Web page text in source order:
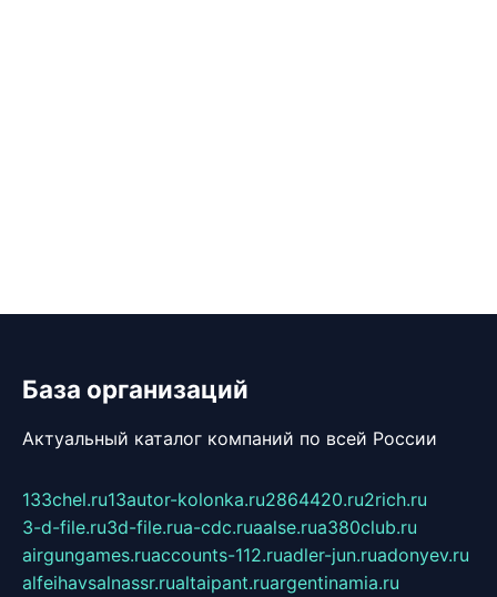
База организаций
Актуальный каталог компаний по всей России
133chel.ru13autor-kolonka.ru2864420.ru2rich.ru
3-d-file.ru3d-file.rua-cdc.ruaalse.rua380club.ru
airgungames.ruaccounts-112.ruadler-jun.ruadonyev.ru
alfeihavsalnassr.rualtaipant.ruargentinamia.ru